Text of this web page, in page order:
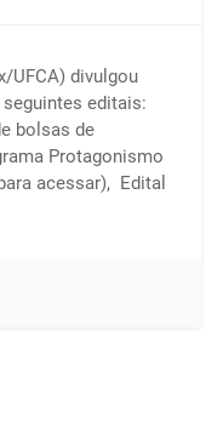
UFCA) divulgou
editais:
bolsas de
Protagonismo
acessar), Edital